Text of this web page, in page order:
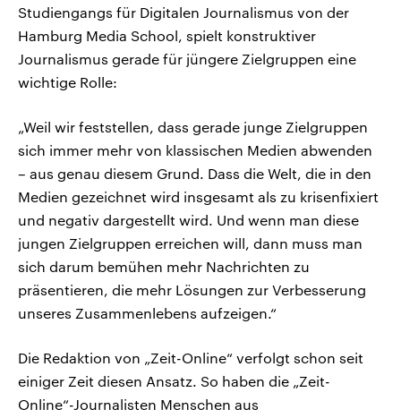
Studiengangs für Digitalen Journalismus von der
Hamburg Media School, spielt konstruktiver
Journalismus gerade für jüngere Zielgruppen eine
wichtige Rolle:
„Weil wir feststellen, dass gerade junge Zielgruppen
sich immer mehr von klassischen Medien abwenden
– aus genau diesem Grund. Dass die Welt, die in den
Medien gezeichnet wird insgesamt als zu krisenfixiert
und negativ dargestellt wird. Und wenn man diese
jungen Zielgruppen erreichen will, dann muss man
sich darum bemühen mehr Nachrichten zu
präsentieren, die mehr Lösungen zur Verbesserung
unseres Zusammenlebens aufzeigen.“
Die Redaktion von „Zeit-Online“ verfolgt schon seit
einiger Zeit diesen Ansatz. So haben die „Zeit-
Online“-Journalisten Menschen aus